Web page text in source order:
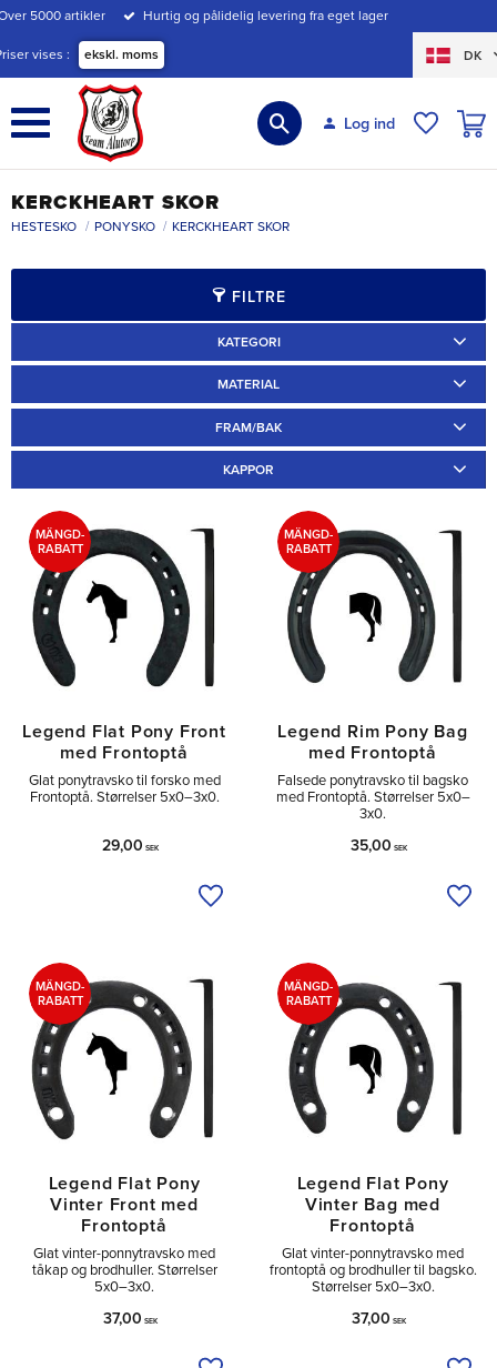
Menu
5000 artikler Hurtig og pålidelig levering fra eget lager
vises ekskl. moms DK
Log ind
KERCKHEART SKOR
HESTESKO PONYSKO KERCKHEART SKOR
FILTRE
KATEGORI
MATERIAL
FRAM/BAK
KAPPOR
Utan 2
Legend Flat Pony Front
med Frontoptå
Glat ponytravsko til forsko med
Frontoptå. Størrelser 5x0–3x0.
29,00 SEK
MÄNGD-
RABATT
Tilføj til ønskeliste
Legend Rim Pony Bag
med Frontoptå
Falsede ponytravsko til bagsko
med Frontoptå. Størrelser 5x0–
3x0.
35,00 SEK
MÄNGD-
RABATT
Legend Flat Pony
Vinter Front med
Frontoptå
Glat vinter-ponnytravsko med
tåkap og brodhuller. Størrelser
5x0–3x0.
37,00 SEK
MÄNGD-
RABATT
Legend Flat Pony
Vinter Bag med
Frontoptå
Glat vinter-ponnytravsko med
frontoptå og brodhuller til bagsko.
Størrelser 5x0–3x0.
37,00 SEK
MÄNGD-
RABATT